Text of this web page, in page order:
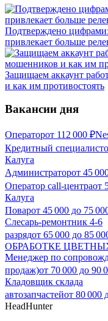
Подтверждено
привлекает больше
Защищаем аккаунт
и как им противостоять
Вакансии дня
Операторот 112 000 ₽
Кредитный специалист
Калуга
Администраторот 45
Оператор call-центраот
Калуга
Поварот 45 000 до 75
Слесарь-ремонтник 4-6
разрядот 65 000 до 85
ОБРАБОТКЕ
Менеджер по
продаж)от 70 000 до 90
Кладовщик склада
автозапчастейот 80 000
HeadHunter